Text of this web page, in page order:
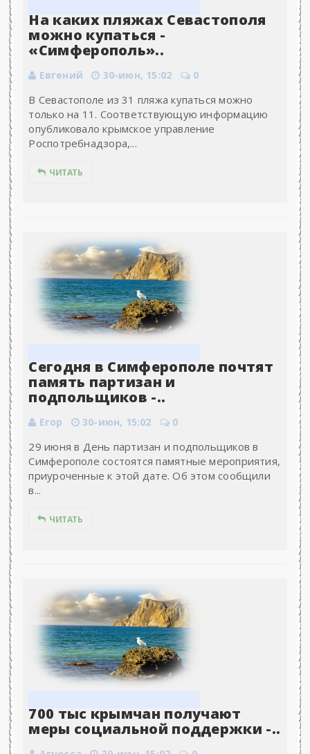
На каких пляжах Севастополя
можно купаться -
«Симферополь»..
Евгений 30-июн, 15:02 0
В Севастополе из 31 пляжа купаться можно
только на 11. Соответствующую информацию
опубликовало крымское управление
Роспотребнадзора,...
ЧИТАТЬ
Сегодня в Симферополе почтят
память партизан и
подпольщиков -..
Егор 30-июн, 15:02 0
29 июня в День партизан и подпольщиков в
Симферополе состоятся памятные мероприятия,
приуроченные к этой дате. Об этом сообщили
в...
ЧИТАТЬ
700 тыс крымчан получают
меры социальной поддержки -..